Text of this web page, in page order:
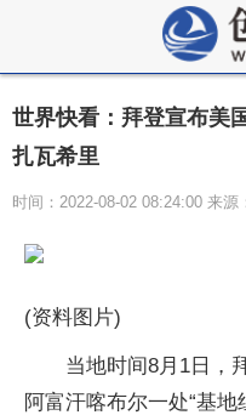
世界快看：拜登宣布美
扎瓦希里
时间：2022-08-02 08:24:00 来源
(资料图片)
当地时间8月1日，
阿富汗喀布尔一处“基